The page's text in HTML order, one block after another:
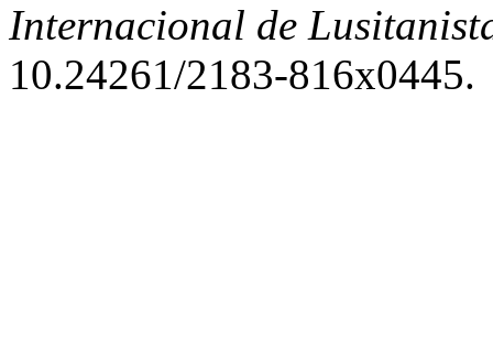
Internacional de
10.24261/2183-816x0445.